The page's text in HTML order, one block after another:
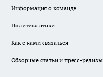
Информация о команде
Политика этики
Как с нами связаться
Обзорные статьи и пресс-релизы